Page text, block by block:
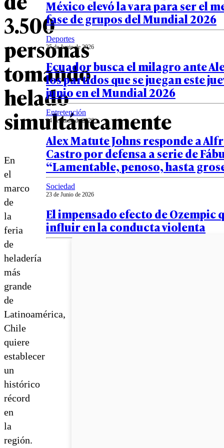
3.500
personas
tomando
helado
simultáneamente
En
el
marco
de
la
feria
de
heladería
más
grande
de
Latinoamérica,
Chile
quiere
establecer
un
histórico
récord
en
la
región.
México elevó la vara para ser el
fase de grupos del Mundial 2026
Deportes
25 de Junio de 2026
Ecuador busca el milagro ante
los partidos que se juegan este
junio en el Mundial 2026
Entretención
24 de Junio de 2026
Alex Matute Johns responde a
Castro por defensa a serie de
“Lamentable, penoso, hasta
Sociedad
23 de Junio de 2026
El impensado efecto de Ozempic
influir en la conducta violenta